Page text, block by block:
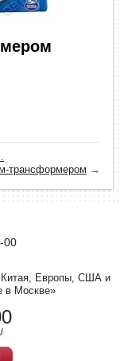
трансформером →
00
Китая, Европы, США и
в Москве»